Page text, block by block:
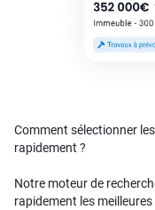
Comment sélectionner
rapidement ?
Notre moteur de
rapidement les